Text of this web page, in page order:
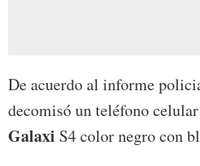
De acuerdo al informe
decomisó un teléfono
Galaxi S4 color negro con